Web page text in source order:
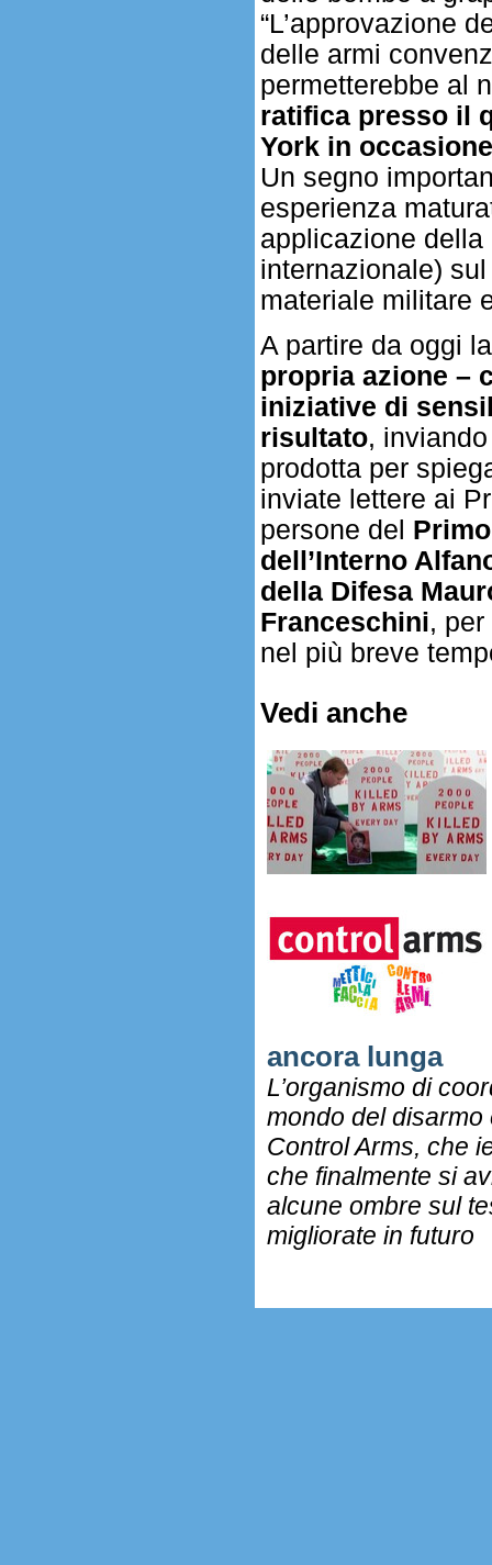
“L’approvazione
delle armi
permetterebbe al
ratifica presso il
York in
Un segno
esperienza
applicazione
internazionale)
materiale militare
A partire da oggi
propria azione –
iniziative di
risultato,
prodotta per
inviate lettere ai
persone del
dell’Interno
della Difesa
Franceschini,
nel più breve
Vedi anche
ancora lunga
L’organismo di
mondo del
Control Arms, che
che finalmente si
alcune ombre sul
migliorate in futuro